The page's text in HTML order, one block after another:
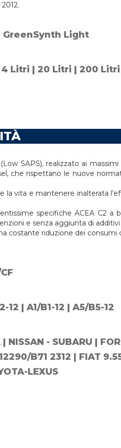
GreenSynth Light
4 Litri | 20 Litri | 200
SAPS), realizzato ai
che rispettano le nuove
vita e mantenere inalterata
specifiche ACEA C2 a
e senza aggiunta di additivi
costante riduzione dei consumi
12 | A1/B1-12 | A5/B5-12
| NISSAN - SUBARU |
B71 2312 | FIAT
LEXUS